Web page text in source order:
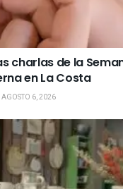
charlas de la
en La Costa
AGOSTO 6, 2026